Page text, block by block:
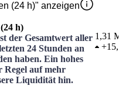
(24 h)" anzeigen
h)
der Gesamtwert aller
24 Stunden an
haben. Ein hohes
Regel auf mehr
Liquidität hin.
1,31
+